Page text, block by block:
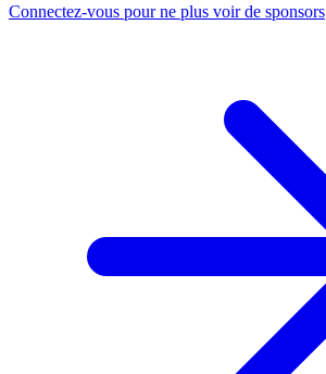
Connectez-vous pour ne plus voir de sponsors